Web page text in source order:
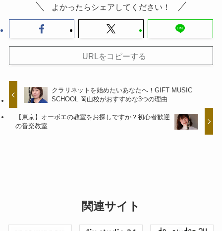
よかったらシェアしてください！
URLをコピーする
クラリネットを始めたいあなたへ！GIFT MUSIC
SCHOOL 岡山校がおすすめな3つの理由
【東京】オーボエの教室をお探しですか？初心者歓迎
の音楽教室
関連サイト